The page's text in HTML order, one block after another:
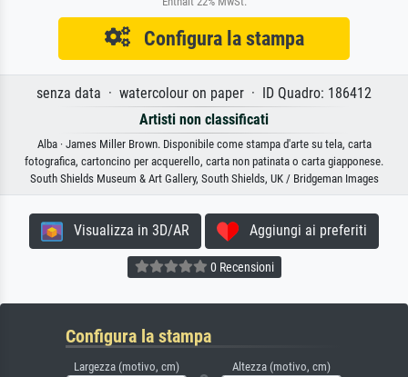
Configura la stampa
senza data · watercolour on paper · ID Quadro: 186412
Artisti non classificati
Alba · James Miller Brown. Disponibile come stampa d'arte su tela, carta
fotografica, cartoncino per acquerello, carta non patinata o carta giapponese.
South Shields Museum & Art Gallery, South Shields, UK / Bridgeman Images
Visualizza in 3D/AR Aggiungi ai preferiti
0 Recensioni
Configura la stampa
Largezza (motivo, cm) Altezza (motivo, cm)